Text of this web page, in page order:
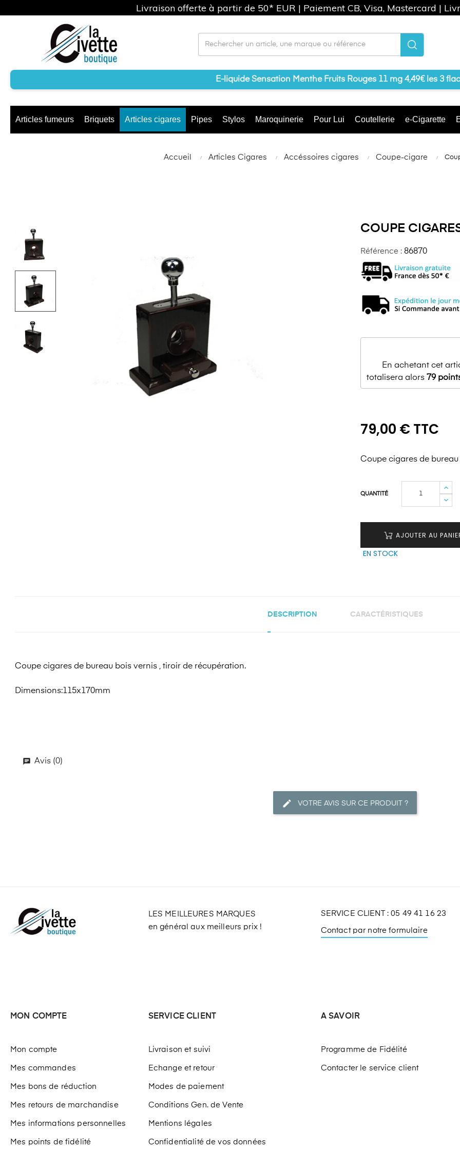
E-liquide Sensation Menthe Fruits Rouges 11 mg 4,49€ les 3
Articles fumeurs Briquets Articles cigares Pipes Stylos Maroquinerie Pour Lui Coutellerie e-Cigarette
Accueil Articles Cigares Accéssoires cigares Coupe-cigare
COUPE
Référence : 86870
En achetant cet
totalisera alors 79
79,00 € TTC
Coupe cigares de
QUANTITÉ
AJOUTER AU
EN STOCK
DESCRIPTION CARACTÉRISTIQUES
Coupe cigares de bureau bois vernis , tiroir de récupération.
Dimensions:115x170mm
Avis (0)
VOTRE AVIS SUR CE PRODUIT ?
LES MEILLEURES MARQUES
en général aux meilleurs prix !
SERVICE CLIENT : 05 49 41 16 23
Contact par notre formulaire
MON COMPTE
Mon compte
Mes commandes
Mes bons de réduction
Mes retours de marchandise
Mes informations personnelles
Mes points de fidélité
SERVICE CLIENT
Livraison et suivi
Echange et retour
Modes de paiement
Conditions Gen. de Vente
Mentions légales
Confidentialité de vos données
A SAVOIR
Programme de Fidélité
Contacter le service client
Livraison offerte à partir de 50* EUR | Paiement CB, Visa, Mastercard |